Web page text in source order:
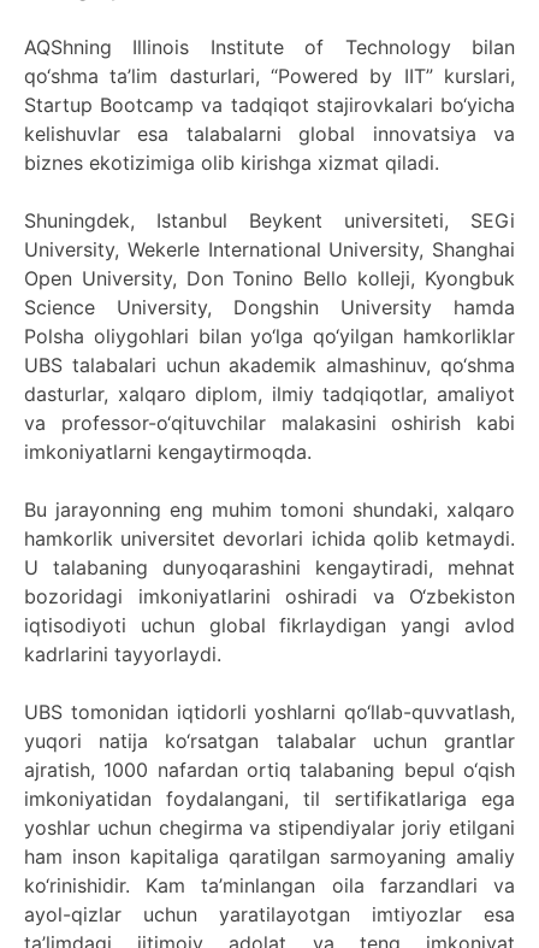
AQShning Illinois Institute of Technology bilan
qo‘shma ta’lim dasturlari, “Powered by IIT” kurslari,
Startup Bootcamp va tadqiqot stajirovkalari bo‘yicha
kelishuvlar esa talabalarni global innovatsiya va
biznes ekotizimiga olib kirishga xizmat qiladi.
Shuningdek, Istanbul Beykent universiteti, SEGi
University, Wekerle International University, Shanghai
Open University, Don Tonino Bello kolleji, Kyongbuk
Science University, Dongshin University hamda
Polsha oliygohlari bilan yo‘lga qo‘yilgan hamkorliklar
UBS talabalari uchun akademik almashinuv, qo‘shma
dasturlar, xalqaro diplom, ilmiy tadqiqotlar, amaliyot
va professor-o‘qituvchilar malakasini oshirish kabi
imkoniyatlarni kengaytirmoqda.
Bu jarayonning eng muhim tomoni shundaki, xalqaro
hamkorlik universitet devorlari ichida qolib ketmaydi.
U talabaning dunyoqarashini kengaytiradi, mehnat
bozoridagi imkoniyatlarini oshiradi va O‘zbekiston
iqtisodiyoti uchun global fikrlaydigan yangi avlod
kadrlarini tayyorlaydi.
UBS tomonidan iqtidorli yoshlarni qo‘llab-quvvatlash,
yuqori natija ko‘rsatgan talabalar uchun grantlar
ajratish, 1000 nafardan ortiq talabaning bepul o‘qish
imkoniyatidan foydalangani, til sertifikatlariga ega
yoshlar uchun chegirma va stipendiyalar joriy etilgani
ham inson kapitaliga qaratilgan sarmoyaning amaliy
ko‘rinishidir. Kam ta’minlangan oila farzandlari va
ayol-qizlar uchun yaratilayotgan imtiyozlar esa
ta’limdagi ijtimoiy adolat va teng imkoniyat